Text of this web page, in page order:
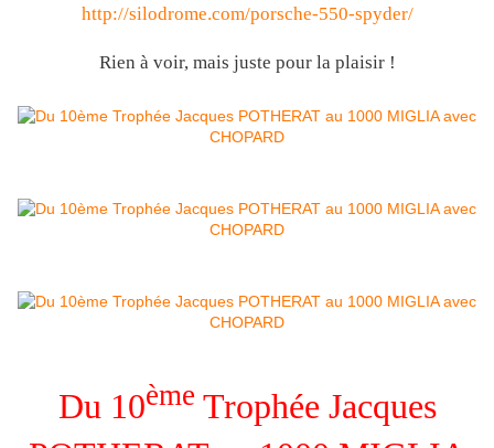
http://silodrome.com/porsche-550-spyder/
Rien à voir, mais juste pour la plaisir !
Du 10ème Trophée Jacques